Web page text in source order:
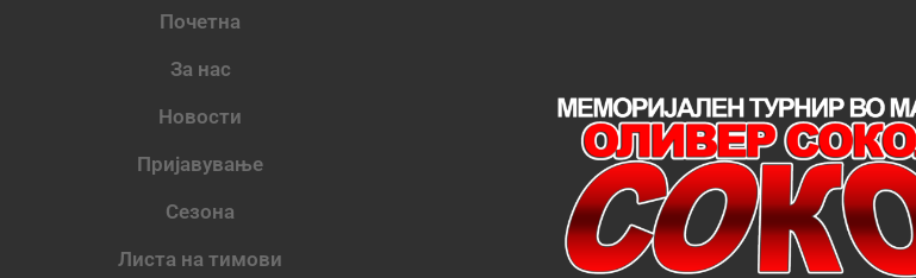
Почетна
За нас
Новости
Пријавување
Сезона
Листа на тимови